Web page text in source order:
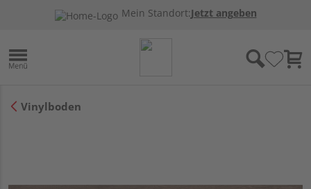
Mein Standort:Jetzt angeben
Vinylboden